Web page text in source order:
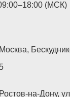
(МСК)
на-Дону,